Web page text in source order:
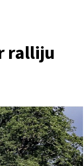
ralliju